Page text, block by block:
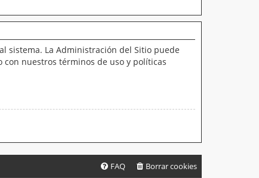
sistema. La Administración del Sitio puede
nuestros términos de uso y políticas
Borrar cookies
FAQ